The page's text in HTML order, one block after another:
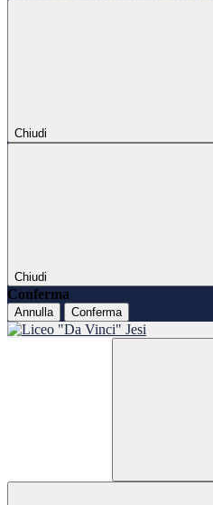
Chiudi
Chiudi
Conferma
Annulla Conferma